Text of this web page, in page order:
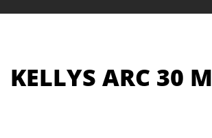
KELLYS ARC 30 M